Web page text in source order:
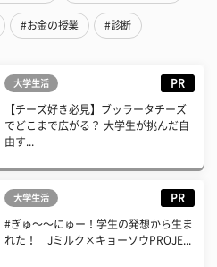
#お金の授業 #診断
大学生活 PR
【チーズ好き必見】ブッラータチーズ
でどこまで広がる？ 大学生が挑んだ自
由す...
大学生活 PR
#ぎゅ〜〜にゅー！学生の発想から生ま
れた！ Jミルク×キョーソウPROJE...